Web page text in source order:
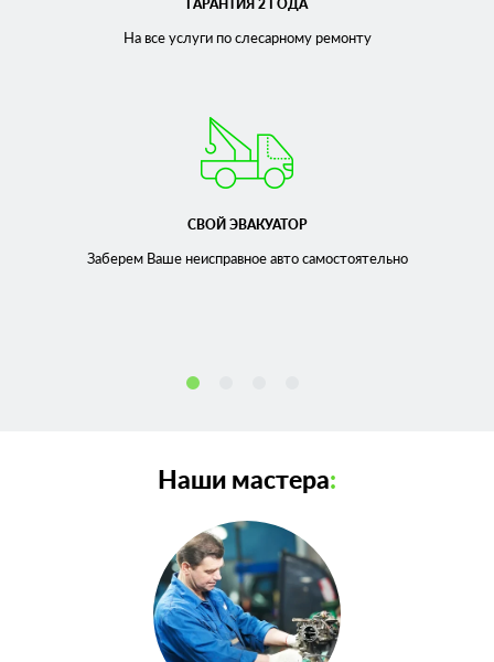
ГАРАНТИЯ 2 ГОДА
На все услуги по слесарномуремонту
СВОЙ ЭВАКУАТОР
Заберем Ваше неисправноеавто самостоятельно
Наши мастера: